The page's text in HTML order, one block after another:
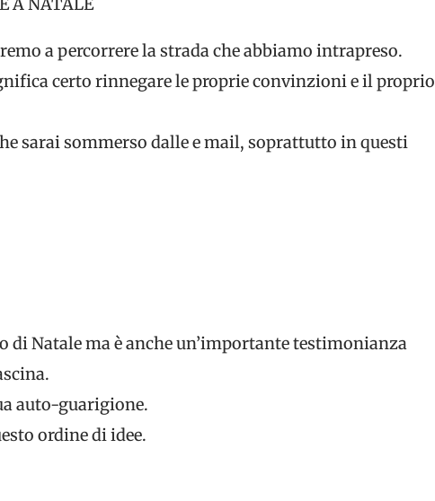
a percorrere la strada che abbiamo intrapreso.
certo rinnegare le proprie convinzioni e il proprio
sarai sommerso dalle e mail, soprattutto in questi
Natale ma è anche un’importante testimonianza
auto-guarigione.
ordine di idee.